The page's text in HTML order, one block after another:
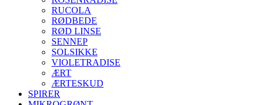
RUCOLA
RØDBEDE
RØD LINSE
SENNEP
SOLSIKKE
VIOLETRADISE
ÆRT
ÆRTESKUD
SPIRER